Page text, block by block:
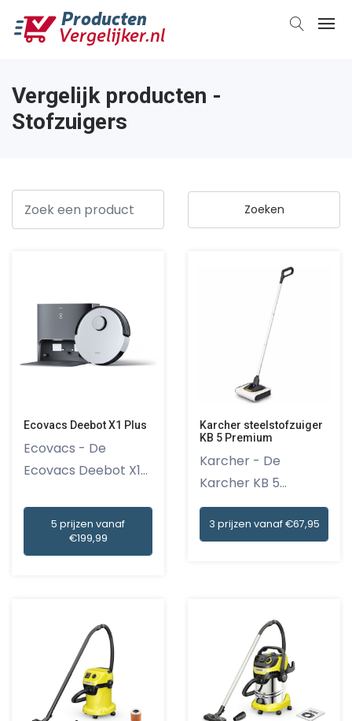
Vergelijk producten -
Stofzuigers
Ecovacs Deebot X1 Plus
Ecovacs - De
Ecovacs Deebot X1
5 prijzen vanaf
€199,99
Karcher steelstofzuiger
KB 5 Premium
Karcher - De
Karcher KB 5
Premium Steelstof...
3 prijzen vanaf €67,95